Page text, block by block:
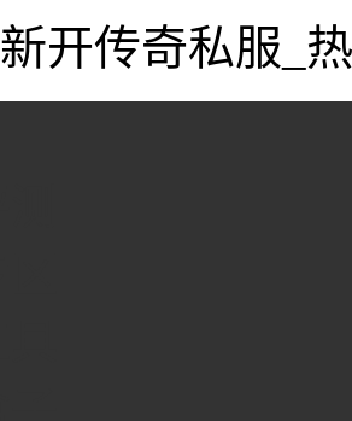
新开传奇私服_